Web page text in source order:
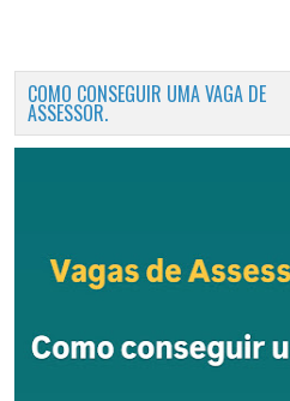
COMO CONSEGUIR UMA VAGA DE
ASSESSOR.